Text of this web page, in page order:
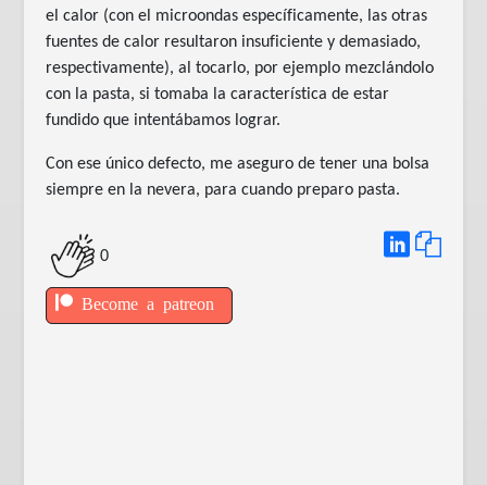
el calor (con el microondas específicamente, las otras
fuentes de calor resultaron insuficiente y demasiado,
respectivamente), al tocarlo, por ejemplo mezclándolo
con la pasta, si tomaba la característica de estar
fundido que intentábamos lograr.
Con ese único defecto, me aseguro de tener una bolsa
siempre en la nevera, para cuando preparo pasta.
0
Become a patreon